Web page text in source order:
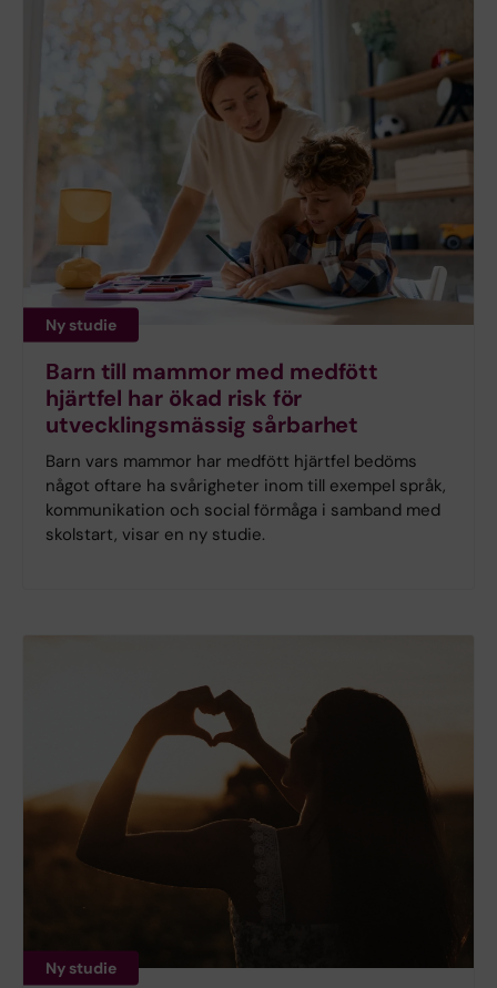
Ny studie
Barn till mammor med medfött
hjärtfel har ökad risk för
utvecklingsmässig sårbarhet
Barn vars mammor har medfött hjärtfel bedöms
något oftare ha svårigheter inom till exempel språk,
kommunikation och social förmåga i samband med
skolstart, visar en ny studie.
Ny studie